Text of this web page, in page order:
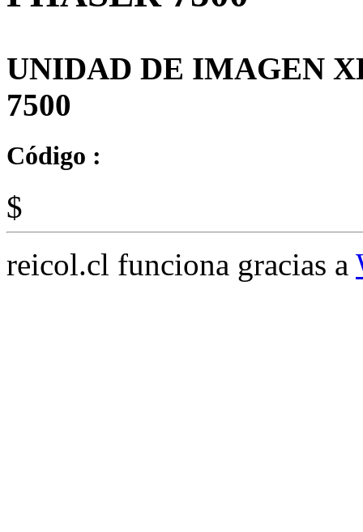
UNIDAD DE IMAGEN
7500
Código :
$
reicol.cl funciona gracias a